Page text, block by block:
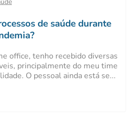
de saúde durante
office, tenho recebido diversas
principalmente do meu time
O pessoal ainda está se...